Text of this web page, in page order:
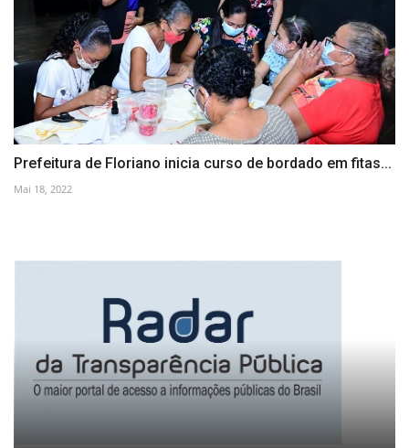
Prefeitura de Floriano inicia curso de bordado em fitas...
Mai 18, 2022